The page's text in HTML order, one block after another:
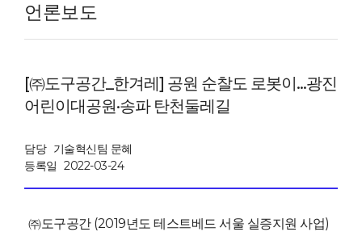
언론보도
[㈜도구공간_한겨레] 공원 순찰도 로봇이...광진
어린이대공원·송파 탄천둘레길
담당 기술혁신팀 문혜
등록일 2022-03-24
㈜도구공간 (2019년도 테스트베드 서울 실증지원 사업)